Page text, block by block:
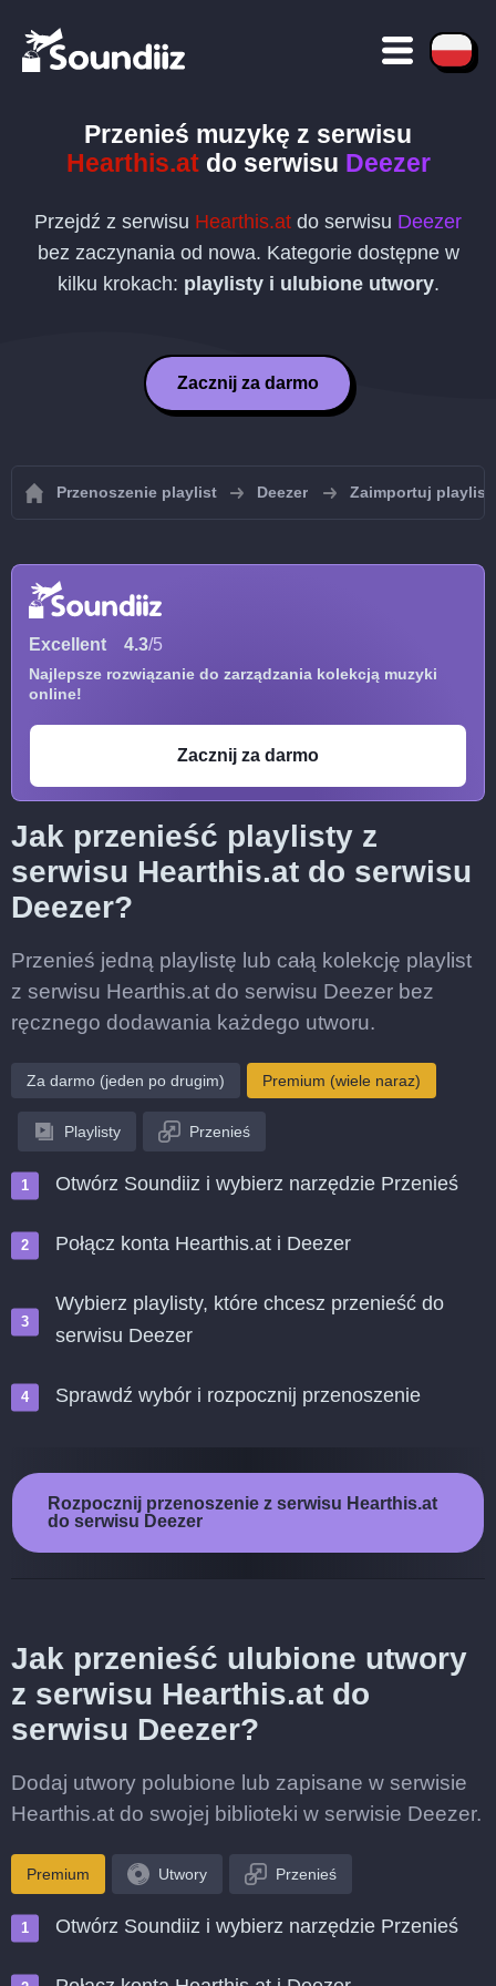
Przenieś muzykę z serwisu
Hearthis.atdo serwisu Deezer
Przejdź z serwisu Hearthis.at do serwisu Deezer
bez zaczynania od nowa. Kategorie dostępne w
kilku krokach: playlisty i ulubione utwory.
Zacznij za darmo
Przenoszenie playlist Deezer Zaimportuj
Excellent 4.3/5
Najlepsze rozwiązanie do zarządzania kolekcją muzyki
online!
Zacznij za darmo
Jak przenieść playlisty z
serwisu Hearthis.at do serwisu
Deezer?
Przenieś jedną playlistę lub całą kolekcję playlist
z serwisu Hearthis.at do serwisu Deezer bez
ręcznego dodawania każdego utworu.
Za darmo (jeden po drugim) Premium (wiele naraz)
Playlisty Przenieś
Otwórz Soundiiz i wybierz narzędzie Przenieś
Połącz konta Hearthis.at i Deezer
Wybierz playlisty, które chcesz przenieść do
serwisu Deezer
Sprawdź wybór i rozpocznij przenoszenie
Rozpocznij przenoszenie z serwisu Hearthis.at
do serwisu Deezer
Jak przenieść ulubione utwory
z serwisu Hearthis.at do
serwisu Deezer?
Dodaj utwory polubione lub zapisane w serwisie
Hearthis.at do swojej biblioteki w serwisie Deezer.
Premium Utwory Przenieś
Otwórz Soundiiz i wybierz narzędzie Przenieś